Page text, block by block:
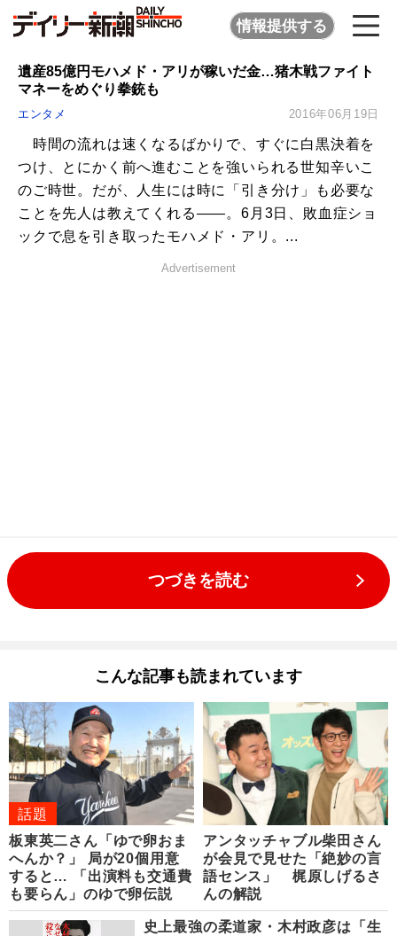
情報提供する
遺産85億円モハメド・アリが稼いだ金…猪木戦ファイト
マネーをめぐり拳銃も
エンタメ 2016年06月19日
時間の流れは速くなるばかりで、すぐに白黒決着を
つけ、とにかく前へ進むことを強いられる世知辛いこ
のご時世。だが、人生には時に「引き分け」も必要な
ことを先人は教えてくれる――。6月3日、敗血症ショ
ックで息を引き取ったモハメド・アリ。...
Advertisement
つづきを読む
こんな記事も読まれています
話題
板東英二さん「ゆで卵おま
へんか？」 局が20個用意
すると… 「出演料も交通費
も要らん」のゆで卵伝説
アンタッチャブル柴田さん
が会見で見せた「絶妙の言
語センス」 梶原しげるさ
んの解説
史上最強の柔道家・木村政彦は「生